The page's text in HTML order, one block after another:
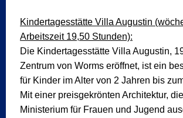
Kindertagesstätte Villa Augustin
Arbeitszeit 19,50 Stunden):
Die Kindertagesstätte Villa Augustin,
Zentrum von Worms eröffnet, ist ein
für Kinder im Alter von 2 Jahren bis
Mit einer preisgekrönten Architektur,
Ministerium für Frauen und Jugend